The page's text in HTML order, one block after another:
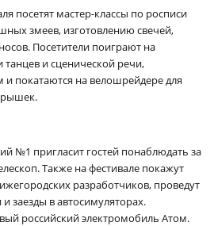
посетят мастер-классы по росписи
змеев, изготовлению свечей,
Посетители поиграют на
и сценической речи,
и покатаются на велошрейдере для
№1 пригласит гостей понаблюдать за
Также на фестивале покажут
разработчиков, проведут
заезды в автосимуляторах.
российский электромобиль Атом.